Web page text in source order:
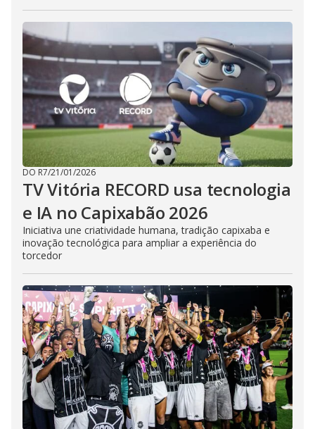
DO R7/21/01/2026
TV Vitória RECORD usa tecnologia
e IA no Capixabão 2026
Iniciativa une criatividade humana, tradição capixaba e
inovação tecnológica para ampliar a experiência do
torcedor